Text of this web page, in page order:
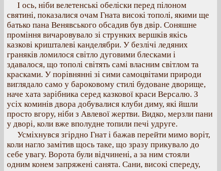
І ось, ніби велетенські обеліски перед пілоном
святині, показалися очам Гната високі тополі, якими ще
батько пана Венявського обсадив був двір. Соняшне
проміння вичаровувало зі струнких вершків якісь
казкові кришталеві канделябри. У безлічі ледяних
граняків ломилося світло дуговими блесками і
здавалося, що тополі світять самі власним світлом та
красками. У порівнянні зі сими самоцвітами природи
виглядало само у бароковому стилі будоване дворище,
наче хата зарібника серед казкової краси Версалю. З
усіх коминів двора добувалися клуби диму, які йшли
просто вгору, ніби з Авлевої жертви. Видко, мерзли пани
у дворі, коли вже вполудне топили печі удруге.
Усміхнувся згірдно Гнат і бажав перейти мимо воріт,
коли нагло замітив щось таке, що зразу прикувало до
себе увагу. Ворота були відчинені, а за ним стояли
одним конем запряжені санята. Сани, високі спереду,